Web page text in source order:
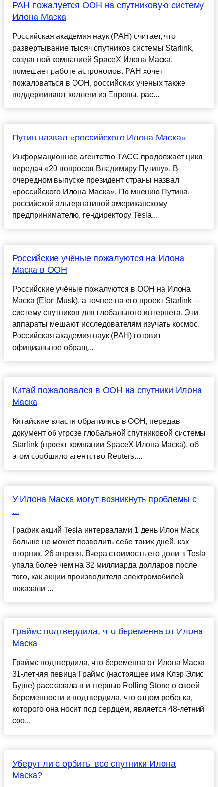
РАН пожалуется ООН на спутниковую систему
Илона Маска
Российская академия наук (РАН) считает, что
развертывание тысяч спутников системы Starlink,
созданной компанией SpaceX Илона Маска,
помешает работе астрономов. РАН хочет
пожаловаться в ООН, российских ученых также
поддерживают коллеги из Европы, рас...
Путин назвал «российского Илона Маска»
Информационное агентство ТАСС продолжает цикл
передач «20 вопросов Владимиру Путину». В
очередном выпуске президент страны назвал
«российского Илона Маска». По мнению Путина,
российской альтернативой американскому
предпринимателю, гендиректору Tesla...
Российские учёные пожалуются на Илона
Маска в ООН
Российские учёные пожалуются в ООН на Илона
Маска (Elon Musk), а точнее на его проект Starlink —
систему спутников для глобального интернета. Эти
аппараты мешают исследователям изучать космос.
Российская академия наук (РАН) готовит
официальное обращ...
Китай пожаловался в ООН на спутники Илона
Маска
Китайские власти обратились в ООН, передав
документ об угрозе глобальной спутниковой системы
Starlink (проект компании SpaceX Илона Маска), об
этом сообщило агентство Reuters....
У Илона Маска могут возникнуть проблемы с
...
График акций Tesla интервалами 1 день Илон Маск
больше не может позволить себе таких дней, как
вторник, 26 апреля. Вчера стоимость его доли в Tesla
упала более чем на 32 миллиарда долларов после
того, как акции производителя электромобилей
показали ...
Граймс подтвердила, что беременна от Илона
Маска
Граймс подтвердила, что беременна от Илона Маска
31-летняя певица Граймс (настоящее имя Клэр Элис
Буше) рассказала в интервью Rolling Stone о своей
беременности и подтвердила, что отцом ребенка,
которого она носит под сердцем, является 48-летний
соо...
Уберут ли с орбиты все спутники Илона
Маска?